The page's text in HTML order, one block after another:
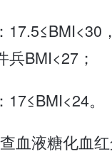
17.5≤BMI<30
兵BMI<27；
17≤BMI<24。
血液糖化血